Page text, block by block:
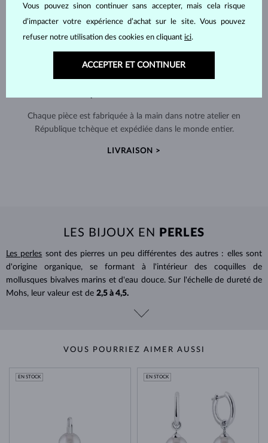
Chaque pièce est fabriquée à la main dans notre atelier en
République tchèque et expédiée dans le monde entier.
LIVRAISON >
LES BIJOUX EN PERLES
Les perles sont des pierres un peu différentes des autres : elles sont
d'origine organique, se formant à l'intérieur des coquilles de
mollusques bivalves marins et d'eau douce. Sur l'échelle de dureté de
Mohs, leur valeur est de 2,5 à 4,5.
VOUS POURRIEZ AIMER AUSSI
EN STOCK EN STOCK
Vous pouvez sinon continuer sans accepter, mais cela risque
d’impacter votre expérience d’achat sur le site. Vous pouvez
refuser notre utilisation des cookies en cliquant ici.
ACCEPTER ET CONTINUER